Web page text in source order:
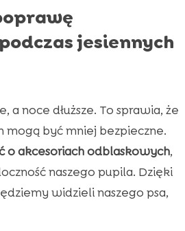
jesiennych
a noce dłuższe. To sprawia, że
mogą być mniej bezpieczne.
o akcesoriach odblaskowych,
naszego pupila. Dzięki
widzieli naszego psa,